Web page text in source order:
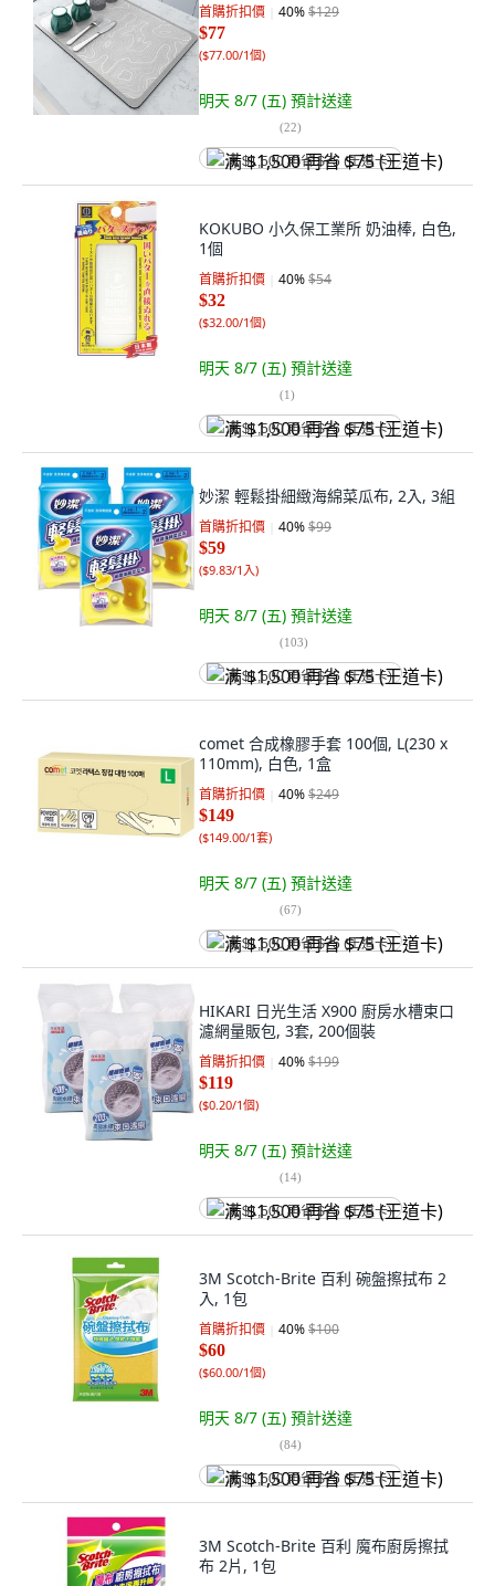
首購折扣價 40%$129
$77
($77.00/1個)
明天 8/7 (五) 預計送達
(22)
满 $1,500 再省 $75 (王道卡)
KOKUBO 小久保工業所 奶油棒, 白色,
1個
首購折扣價 40%$54
$32
($32.00/1個)
明天 8/7 (五) 預計送達
(1)
满 $1,500 再省 $75 (王道卡)
妙潔 輕鬆掛細緻海綿菜瓜布, 2入, 3組
首購折扣價 40%$99
$59
($9.83/1入)
明天 8/7 (五) 預計送達
(103)
满 $1,500 再省 $75 (王道卡)
comet 合成橡膠手套 100個, L(230 x
110mm), 白色, 1盒
首購折扣價 40%$249
$149
($149.00/1套)
明天 8/7 (五) 預計送達
(67)
满 $1,500 再省 $75 (王道卡)
HIKARI 日光生活 X900 廚房水槽束口
濾網量販包, 3套, 200個裝
首購折扣價 40%$199
$119
($0.20/1個)
明天 8/7 (五) 預計送達
(14)
满 $1,500 再省 $75 (王道卡)
3M Scotch-Brite 百利 碗盤擦拭布 2
入, 1包
首購折扣價 40%$100
$60
($60.00/1個)
明天 8/7 (五) 預計送達
(84)
满 $1,500 再省 $75 (王道卡)
3M Scotch-Brite 百利 魔布廚房擦拭
布 2片, 1包